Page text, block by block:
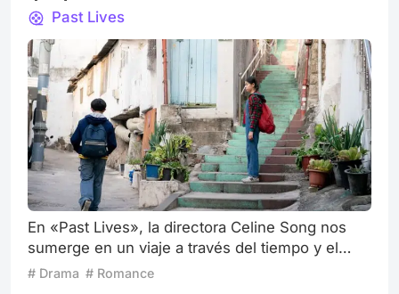
Past Lives
En «Past Lives», la directora Celine Song nos
sumerge en un viaje a través del tiempo y el
espacio para explorar la efímera naturaleza de
# Drama # Romance